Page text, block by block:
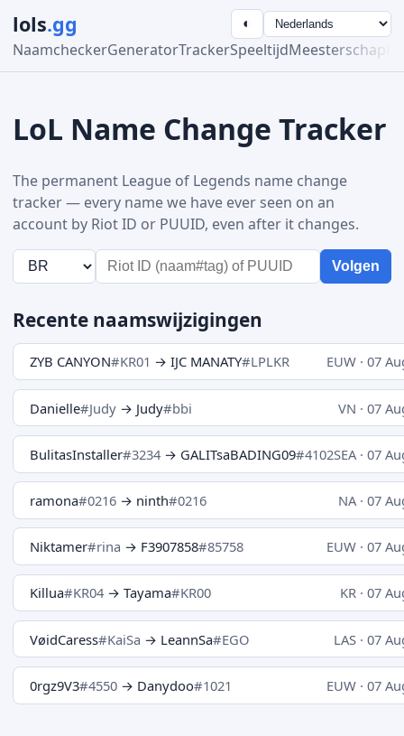
lols.gg
NaamcheckerGeneratorTrackerSpeeltijdMeesterschap
◐
LoL Name Change Tracker
The permanent League of Legends name change
tracker — every name we have ever seen on an
account by Riot ID or PUUID, even after it changes.
Volgen
Recente naamswijzigingen
ZYB CANYON#KR01 → IJC MANATY#LPLKR EUW · 07
Danielle#Judy→ Judy#bbi VN · 07
BulitasInstaller#3234→ GALITsaBADING09#4102SEA · 07
ramona#0216→ ninth#0216 NA · 07
Niktamer#rina → F3907858#85758 EUW · 07
Killua#KR04→ Tayama#KR00 KR · 07
VøidCaress#KaiSa → LeannSa#EGO LAS · 07
0rgz9V3#4550→ Danydoo#1021 EUW · 07